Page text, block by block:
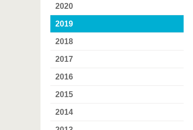
2020
2019
2018
2017
2016
2015
2014